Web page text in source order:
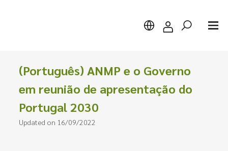
Search
(Português) ANMP e o Governo
em reunião de apresentação do
Portugal 2030
Updated on 16/09/2022